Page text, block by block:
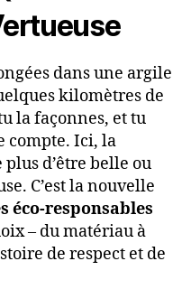
dans une argile
kilomètres de
la façonnes, et tu
compte. Ici, la
d’être belle ou
C’est la nouvelle
éco-responsables
– du matériau à
de respect et de